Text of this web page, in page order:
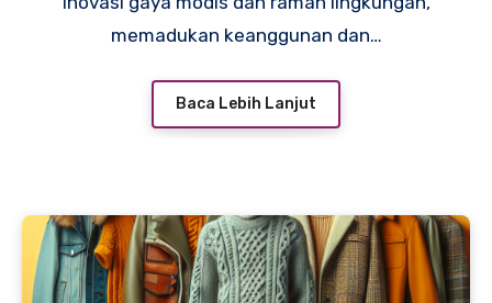
memadukan keanggunan dan…
Baca Lebih Lanjut